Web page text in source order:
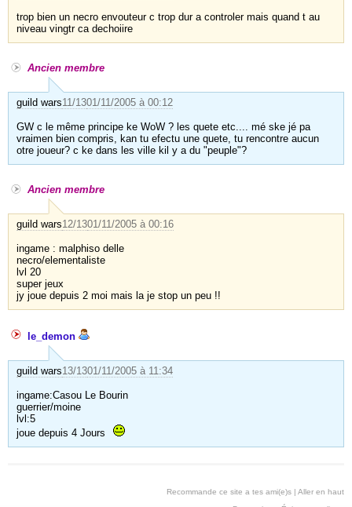
trop bien un necro envouteur c trop dur a controler mais quand t au
niveau vingtr ca dechoiire
Ancien membre
guild wars11/1301/11/2005 à 00:12
GW c le même principe ke WoW ? les quete etc.... mé ske jé pa
vraimen bien compris, kan tu efectu une quete, tu rencontre aucun
otre joueur? c ke dans les ville kil y a du "peuple"?
Ancien membre
guild wars12/1301/11/2005 à 00:16
ingame : malphiso delle
necro/elementaliste
lvl 20
super jeux
jy joue depuis 2 moi mais la je stop un peu !!
le_demon
guild wars13/1301/11/2005 à 11:34
ingame:Casou Le Bourin
guerrier/moine
lvl:5
joue depuis 4 Jours
Recommande ce site a tes ami(e)s
Aller en haut